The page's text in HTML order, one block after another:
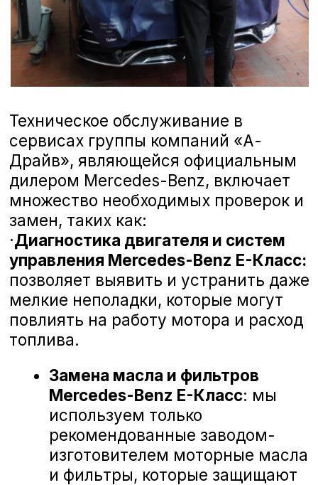
предложения, чтобы сделать наш сервис
еще лучше. Ниже вы можете
ознакомиться с отзывами наших
клиентов, которые уже оценили высокий
уровень профессионализма наших
мастеров и качество обслуживания в